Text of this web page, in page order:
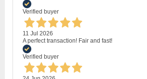
Verified buyer
11 Jul 2026
A perfect transaction! Fair and fast!
Verified buyer